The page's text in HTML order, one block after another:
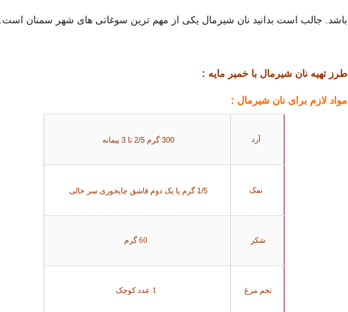
باشد. جالب است بدانید نان شیرمال یکی از مهم ترین سوغاتی های شهر سمنان است.
طرز تهيه نان شیرمال با خمیر مایه :
مواد لازم برای نان شيرمال :
آرد 300 گرم 2/5 تا 3 پيمانه
نمک 1/5 گرم يا يک دوم قاشق چایخوری سر خالی
شکر
تخم مرغ